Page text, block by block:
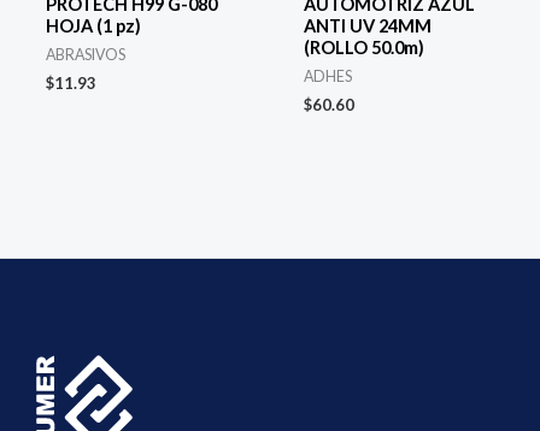
PROTECH H99 G-080
HOJA (1 pz)
ABRASIVOS
$11.93
AUTOMOTRIZ AZUL
ANTI UV 24MM
(ROLLO 50.0m)
ADHES
$60.60